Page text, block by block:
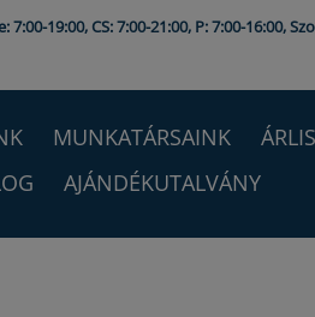
7:00-19:00, CS: 7:00-21:00, P: 7:00-16:00,
MUNKATÁRSAINK
AJÁNDÉKUTALVÁNY